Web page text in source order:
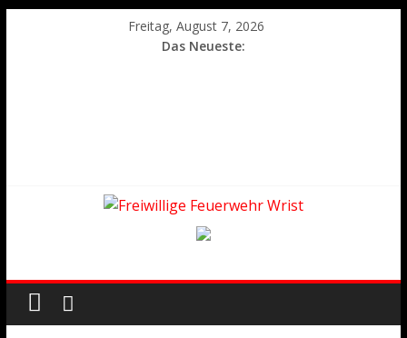
Freitag, August 7, 2026
Das Neueste: